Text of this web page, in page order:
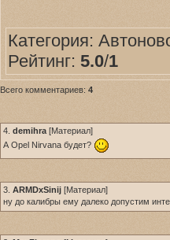
Категория:
Рейтинг: 5.0/1
Всего комментариев: 4
4. demihra [Материал]
А Opel Nirvana будет?
3. ARMDxSinij [Материал]
ну до калибры ему далеко допустим